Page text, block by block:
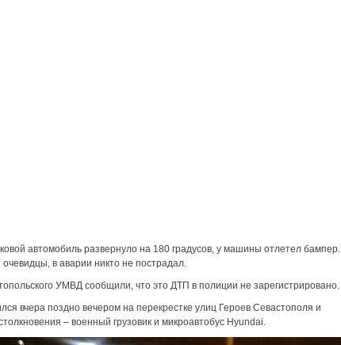
автомобиль развернуло на 180 градусов, у машины отлетел бампер.
в аварии никто не пострадал.
УМВД сообщили, что это ДТП в полиции не зарегистрировано.
вчера поздно вечером на перекрестке улиц Героев Севастополя и
– военный грузовик и микроавтобус Hyundai.